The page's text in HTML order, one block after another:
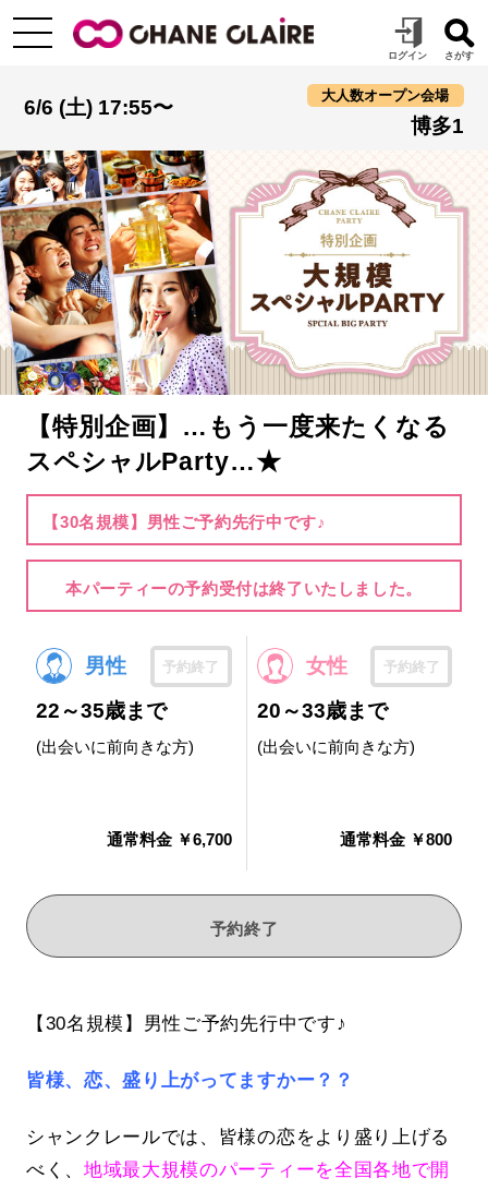
6/6 (土) 17:55〜
大人数オープン会場
博多1
【特別企画】…もう一度来たくなる
スペシャルParty…★
【30名規模】男性ご予約先行中です♪
本パーティーの予約受付は終了いたしました。
男性 予約終了
22～35歳まで
(出会いに前向きな方)
通常料金 ￥6,700
女性 予約終了
20～33歳まで
(出会いに前向きな方)
通常料金 ￥800
予約終了
【30名規模】男性ご予約先行中です♪
皆様、恋、盛り上がってますかー？？
シャンクレールでは、皆様の恋をより盛り上げる
べく、 地域最大規模のパーティーを全国各地で開